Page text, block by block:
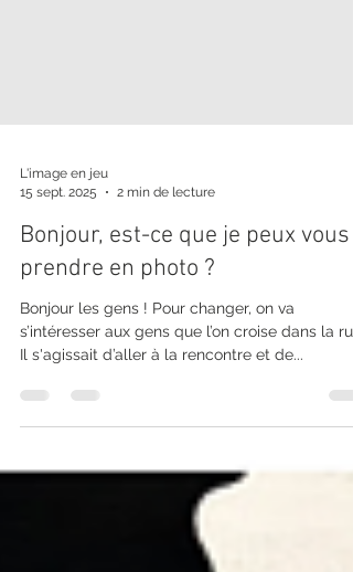
15 sept. 2025
2 min de lecture
Bonjour, est-ce que je peux vous
prendre en photo ?
Bonjour les gens ! Pour changer, on va
Il s'agissait d’aller à la rencontre et de...